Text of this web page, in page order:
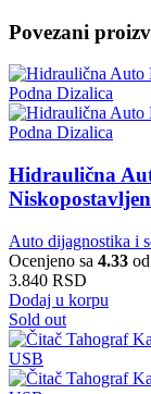
Povezani
Hidraulična
Auto dijagnostika i
Ocenjeno sa 4.33
3.840 RSD
Dodaj u korpu
Sold out